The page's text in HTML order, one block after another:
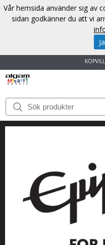
START
VARUMÄRKEN
OM
OSS
KONTAKT
Vår hemsida använder sig av
sidan godkänner du att vi